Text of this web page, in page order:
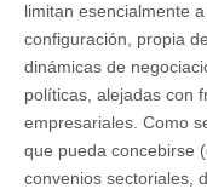
limitan esencialmente
configuración, propia
dinámicas de
políticas, alejadas con
empresariales. Como
que pueda concebirse
convenios sectoriales,